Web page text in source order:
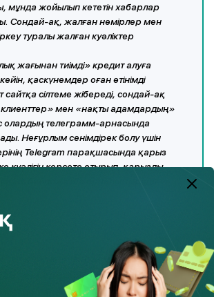
мұнда жойылып кететін хабарлар
Сондай-ақ, жалған нөмірлер мен
туралы жалған куәліктер
жағынан тиімді» кредит алуға
қаскүнемдер оған өтінімді
сайтқа сілтеме жібереді, сондай-ақ
клиенттер» мен «нақты адамдардың»
олардың телеграмм-арнасында
Неғұрлым сенімдірек болу үшін
Telegram парақшасында қарыз
куәлігін көрсете отырып, қарызды
құрбанына өтінім мақұлданғанын
теңгеден басталатын кредитті
төлеу қажет екенін хабарлайды.